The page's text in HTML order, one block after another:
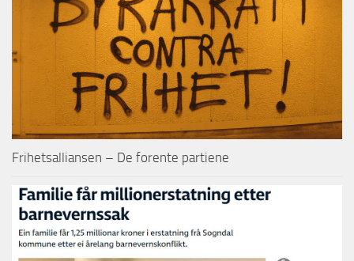
Frihetsalliansen – De forente partiene